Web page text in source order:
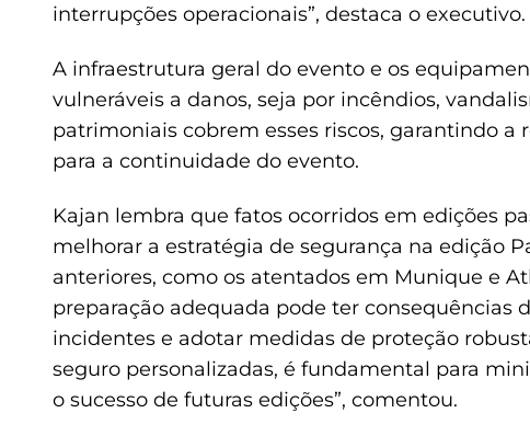
interrupções operacionais”, destaca o executivo.
A infraestrutura geral do evento e os
vulneráveis a danos, seja por incêndios,
patrimoniais cobrem esses riscos, garantindo a
para a continuidade do evento.
Kajan lembra que fatos ocorridos em edições
melhorar a estratégia de segurança na edição
anteriores, como os atentados em Munique e
preparação adequada pode ter consequências
incidentes e adotar medidas de proteção
seguro personalizadas, é fundamental para
o sucesso de futuras edições”, comentou.